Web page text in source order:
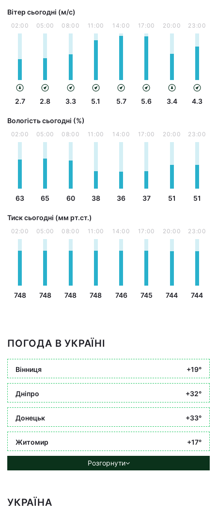
Вітер сьогодні (м/с)
02:00
2.7
05:00
2.8
08:00
3.3
11:00
5.1
14:00
5.7
17:00
5.6
20:00
3.4
23:00
4.3
Вологість сьогодні (%)
02:00
63
05:00
65
08:00
60
11:00
38
14:00
36
17:00
37
20:00
51
23:00
51
Тиск сьогодні (мм рт.ст.)
02:00
748
05:00
748
08:00
748
11:00
748
14:00
746
17:00
745
20:00
744
23:00
744
ПОГОДА В УКРАЇНІ
Вінниця +19°
Дніпро +32°
Донецьк +33°
Житомир +17°
Розгорнути
УКРАЇНА